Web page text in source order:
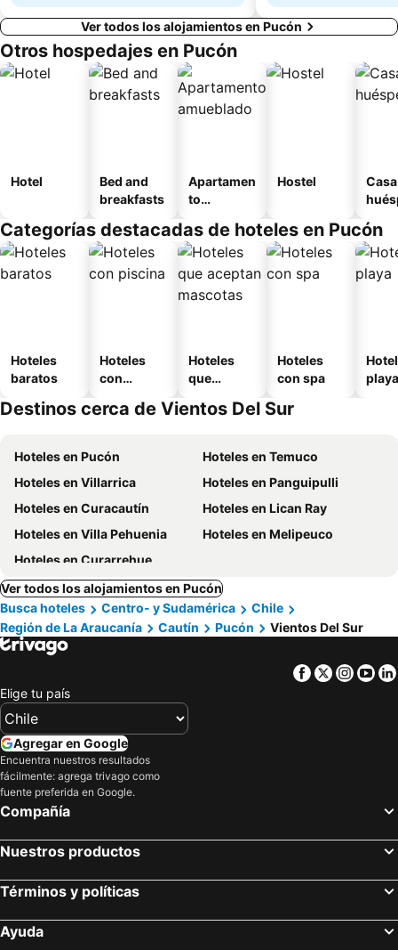
Ver todos los alojamientos en Pucón
Otros hospedajes en Pucón
Hotel
Bed and
breakfasts
Apartamen
to
o
Hostel
Categorías destacadas de hoteles en Pucón
Hoteles
baratos
Hoteles
con
Hoteles
que
mascotas
Hoteles
con spa
playa
Destinos cerca de Vientos Del Sur
Hoteles en Pucón
Hoteles en Temuco
Hoteles en Villarrica
Hoteles en Panguipulli
Hoteles en Curacautín
Hoteles en Lican Ray
Hoteles en Villa Pehuenia
Hoteles en Melipeuco
Hoteles en Curarrehue
Ver todos los alojamientos en Pucón
Busca hoteles
Centro- y Sudamérica
Chile
Región de La Araucanía
Cautín Pucón Vientos Del Sur
Facebook
Twitter
Elige tu país
Agregar en Google
Encuentra nuestros resultados
fácilmente: agrega trivago como
fuente preferida en Google.
Compañía
Nuestros productos
Términos y políticas
Ayuda